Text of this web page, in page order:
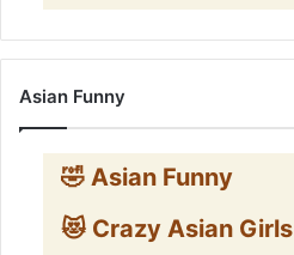
Asian Funny
🤣 Asian Funny
😻 Crazy Asian Girls